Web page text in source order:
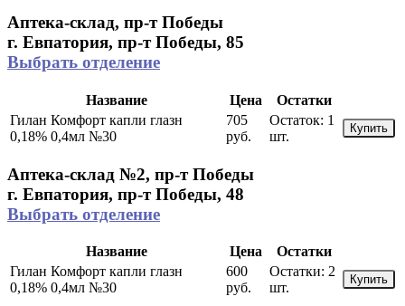
Аптека-склад, пр-т Победы
г. Евпатория, пр-т Победы, 85
Выбрать отделение
Название Цена
Остатки
Гилан Комфорт капли глазн
0,18% 0,4мл №30
705
руб.
Остаток: 1
шт.
Купить
Аптека-склад №2, пр-т Победы
г. Евпатория, пр-т Победы, 48
Выбрать отделение
Название Цена
Остатки
Гилан Комфорт капли глазн
0,18% 0,4мл №30
600
руб.
Остатки: 2
шт.
Купить